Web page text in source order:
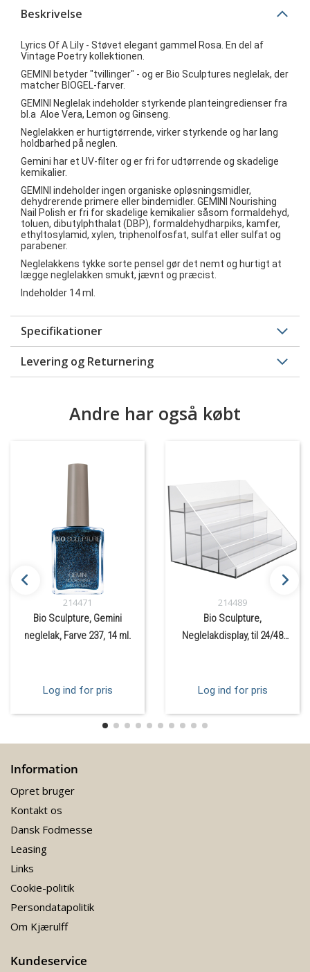
Beskrivelse
Lyrics Of A Lily - Støvet elegant gammel Rosa. En del af
Vintage Poetry kollektionen.
GEMINI betyder "tvillinger" - og er Bio Sculptures neglelak, der
matcher BIOGEL-farver.
GEMINI Neglelak indeholder styrkende planteingredienser fra
bl.a Aloe Vera, Lemon og Ginseng.
Neglelakken er hurtigtørrende, virker styrkende og har lang
holdbarhed på neglen.
Gemini har et UV-filter og er fri for udtørrende og skadelige
kemikalier.
GEMINI indeholder ingen organiske opløsningsmidler,
dehydrerende primere eller bindemidler. GEMINI Nourishing
Nail Polish er fri for skadelige kemikalier såsom formaldehyd,
toluen, dibutylphthalat (DBP), formaldehydharpiks, kamfer,
ethyltosylamid, xylen, triphenolfosfat, sulfat eller sulfat og
parabener.
Neglelakkens tykke sorte pensel gør det nemt og hurtigt at
lægge neglelakken smukt, jævnt og præcist.
Indeholder 14 ml.
Specifikationer
Levering og Returnering
Andre har også købt
214471
Bio Sculpture, Gemini
neglelak, Farve 237, 14 ml.
Log ind for pris
214489
Bio Sculpture,
Neglelakdisplay, til 24/48
Log ind for pris
Information
Opret bruger
Kontakt os
Dansk Fodmesse
Leasing
Links
Cookie-politik
Persondatapolitik
Om Kjærulff
Kundeservice